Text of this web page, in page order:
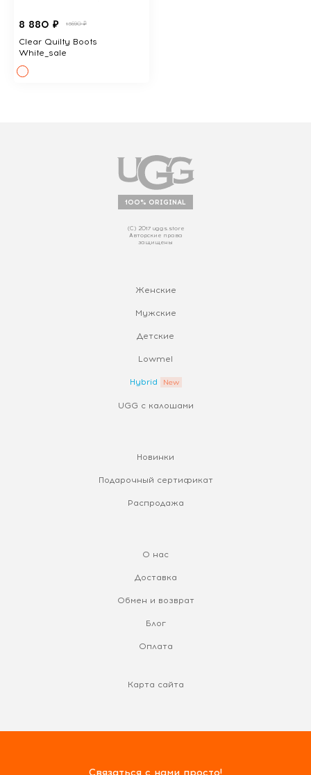
8 880 ₽ 13690 ₽
Clear Quilty Boots
White_sale
100% ORIGINAL
(С) 2017 uggs.store
Авторские права
защищены
Женские
Мужские
Детские
Lowmel
Hybrid
UGG с калошами
Новинки
Подарочный сертификат
Распродажа
О нас
Доставка
Обмен и возврат
Блог
Оплата
Карта сайта
Связаться с нами просто!